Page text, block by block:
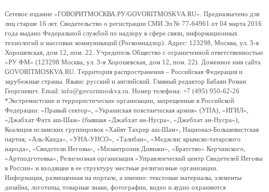
Сетевое издание «ГОВОРИТМОСКВА.РУ/GOVORITMOSKVA.RU». Предназначено для
лиц старше 16 лет. Свидетельство о регистрации СМИ Эл № 77-64961 от 04 марта 2016
года выдано Федеральной службой по надзору в сфере связи, информационных
технологий и массовых коммуникаций (Роскомнадзор). Адрес: 123298, Москва, ул. 3-я
Хорошевская, дом 12, пом. 22. Учредитель Общество с ограниченной ответственностью
«РУ ФМ» (123298 Москва, ул. 3-я Хорошевская, дом 12, пом. 22). Доменное имя сайта
GOVORITMOSKVA.RU. Территория распространения – Российская Федерация и
зарубежные страны. Языки: русский и английский. Главный редактор Бабаян Роман
Георгиевич. Email: info@govoritmoskva.ru. Номер телефона: +7 (495) 950-62-26
*Экстремистские и террористические организации, запрещенные в Российской
Федерации: «Правый сектор», «Украинская повстанческая армия» (УПА), «ИГИЛ»,
«Джабхат Фатх аш-Шам» (бывшая «Джабхат ан-Нусра», «Джебхат ан-Нусра»),
Коалиция исламских группировок «Хайят Тахрир аш-Шам», Национал-Большевистская
партия, «Аль-Каида», «УНА-УНСО», «Талибан», «Меджлис крымско-татарского
народа», «Свидетели Иеговы», «Мизантропик Дивижн», «Братство» Корчинского,
«Артподготовка», Религиозная организация «Управленческий центр Свидетелей Иеговы
в России» и входящие в ее структуру местные религиозные организации.
Информация, размещенная на портале, а именно: текстовые материалы, элементы
дизайна, логотипы, товарные знаки, фотографии, видео и аудио охраняются